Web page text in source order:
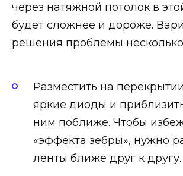
через натяжной потолок в
будет сложнее и дороже.
решения проблемы
Разместить на
яркие диоды и
ним поближе. Чтобы
«эффекта зебры», нужно
ленты ближе друг к другу.